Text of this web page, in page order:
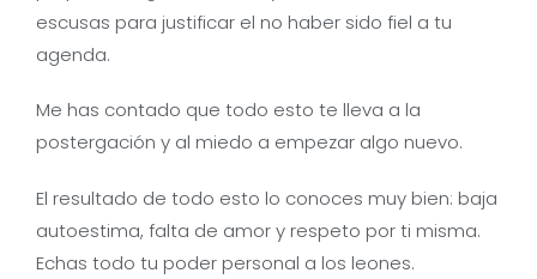
escusas para justificar el no haber sido fiel a tu
agenda.
Me has contado que todo esto te lleva a la
postergación y al miedo a empezar algo nuevo.
El resultado de todo esto lo conoces muy bien: baja
autoestima, falta de amor y respeto por ti misma.
Echas todo tu poder personal a los leones.